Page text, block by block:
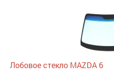
Лобовое стекло MAZDA 6